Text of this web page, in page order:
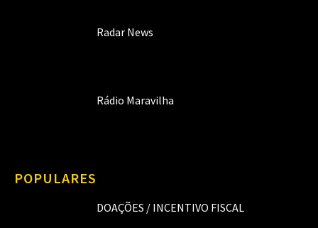
Radar News
Rádio Maravilha
POPULARES
DOAÇÕES / INCENTIVO FISCAL